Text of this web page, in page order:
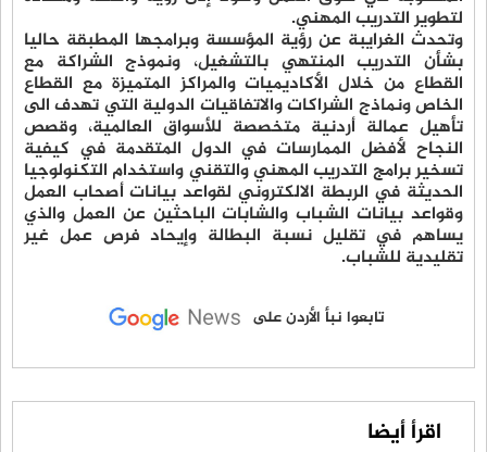
لتطوير التدريب المهني.
وتحدث الغرايبة عن رؤية المؤسسة وبرامجها المطبقة حاليا
بشأن التدريب المنتهي بالتشغيل، ونموذج الشراكة مع
القطاع من خلال الأكاديميات والمراكز المتميزة مع القطاع
الخاص ونماذج الشراكات والاتفاقيات الدولية التي تهدف الى
تأهيل عمالة أردنية متخصصة للأسواق العالمية، وقصص
النجاح لأفضل الممارسات في الدول المتقدمة في كيفية
تسخير برامج التدريب المهني والتقني واستخدام التكنولوجيا
الحديثة في الربطة الالكتروني لقواعد بيانات أصحاب العمل
وقواعد بيانات الشباب والشابات الباحثين عن العمل والذي
يساهم في تقليل نسبة البطالة وإيحاد فرص عمل غير
تقليدية للشباب.
تابعوا نبأ الأردن على
اقرأ أيضا